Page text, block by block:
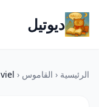
ديوتيل
الرئيسية ‹ القاموس ‹
viel